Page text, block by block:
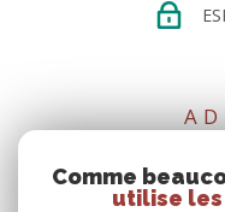
Comme
utilise